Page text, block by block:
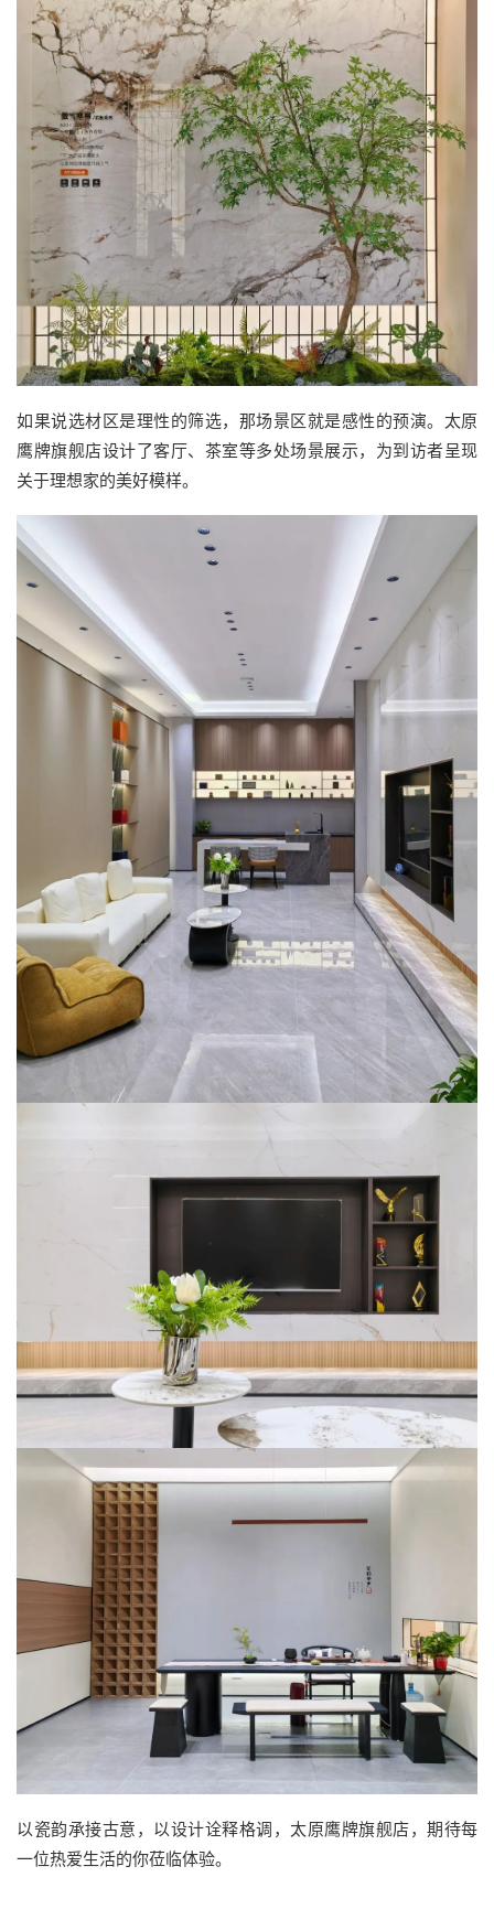
如果说选材区是理性的筛选，那场景区就是感性的预演。太原
鹰牌旗舰店设计了客厅、茶室等多处场景展示，为到访者呈现
关于理想家的美好模样。
以瓷韵承接古意，以设计诠释格调，太原鹰牌旗舰店，期待每
一位热爱生活的你莅临体验。